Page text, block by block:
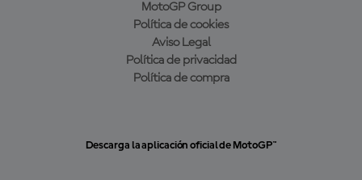
MotoGP Group
Política de cookies
Aviso Legal
Política de privacidad
Política de compra
Descarga la aplicación oficial de MotoGP™